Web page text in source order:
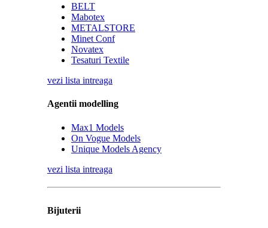
BELT
Mabotex
METALSTORE
Minet Conf
Novatex
Tesaturi Textile
vezi lista intreaga
Agentii modelling
Max1 Models
On Vogue Models
Unique Models Agency
vezi lista intreaga
Bijuterii